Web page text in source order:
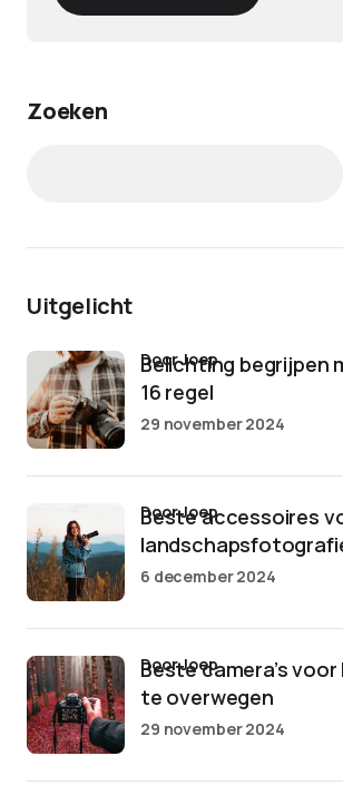
Zoeken
Uitgelicht
Belichting begrijpen
16 regel
door Joep
29 november 2024
Beste accessoires
door Joep
6 december 2024
Beste camera’s
te overwegen
door Joep
29 november 2024